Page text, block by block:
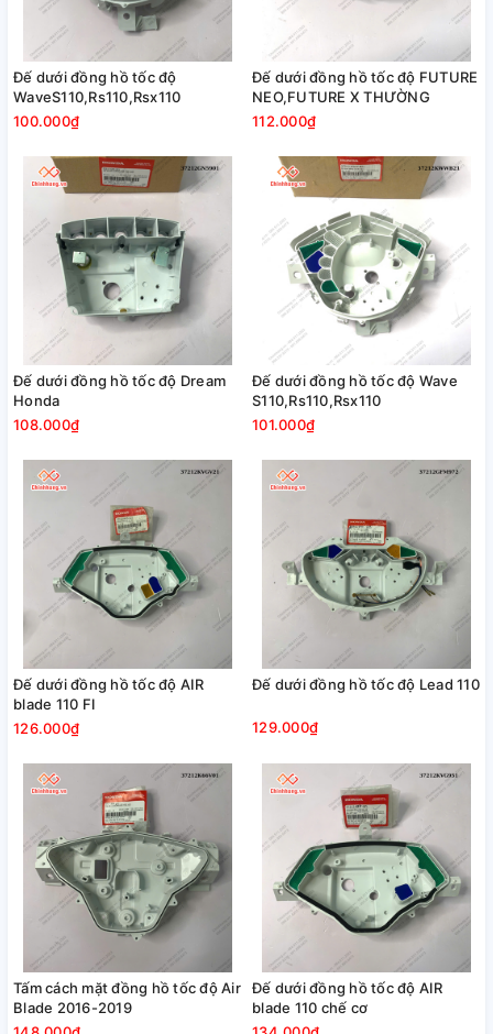
Đế dưới đồng hồ tốc độ
WaveS110,Rs110,Rsx110
100.000₫
Đế dưới đồng hồ tốc độ FUTURE
NEO,FUTURE X THƯỜNG
112.000₫
Đế dưới đồng hồ tốc độ Dream
Honda
108.000₫
Đế dưới đồng hồ tốc độ Wave
S110,Rs110,Rsx110
101.000₫
Đế dưới đồng hồ tốc độ AIR
blade 110 FI
126.000₫
Đế dưới đồng hồ tốc độ Lead 110
129.000₫
Tấm cách mặt đồng hồ tốc độ Air
Blade 2016-2019
Đế dưới đồng hồ tốc độ AIR
blade 110 chế cơ